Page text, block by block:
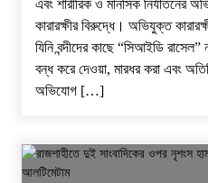
এবং শারীরিক ও মানসিক নির্যাতনের
কারারক্ষীর বিরুদ্ধে। অভিযুক্ত
যিনি বন্দীদের কাছে “সিআইডি রাসেল”
বন্ধ করে দেওয়া, মারধর করা এবং
অভিযোগ […]